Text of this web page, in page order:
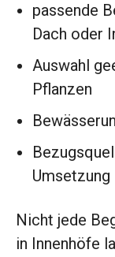
passende
Dach oder
Auswahl
Pflanzen
Umsetzung
Nicht jede
in Innenhöfe